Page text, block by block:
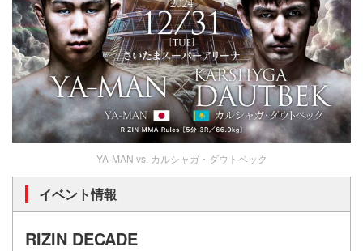
YA-MAN vs. カルシャガ・ダウトベック
イベント情報
RIZIN DECADE